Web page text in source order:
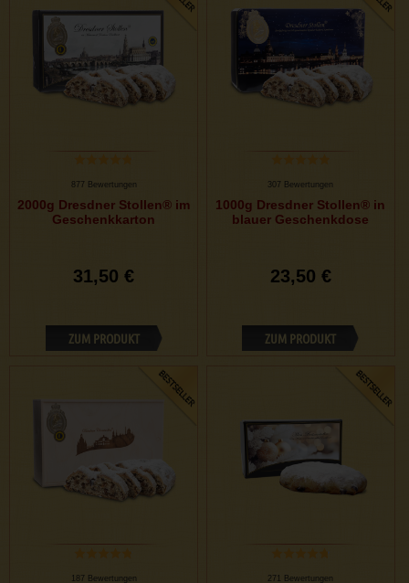
877 Bewertungen
2000g Dresdner Stollen® im
Geschenkkarton
31,50 €
ZUM PRODUKT
307 Bewertungen
1000g Dresdner Stollen® in
blauer Geschenkdose
23,50 €
ZUM PRODUKT
187 Bewertungen 271 Bewertungen